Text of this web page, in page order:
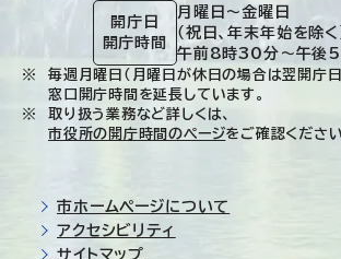
開庁日
開庁時間
月曜日～金曜日
（祝日、年末年始を除く
午前8時30分～午後
毎週月曜日（月曜日が休日の場合は翌開庁
窓口開庁時間を延長しています。
取り扱う業務など詳しくは、
市役所の開庁時間のページをご確認ください
市ホームページについて
アクセシビリティ
サイトマップ